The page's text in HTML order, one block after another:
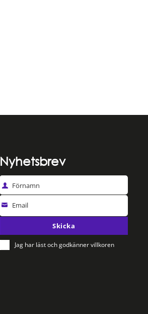
Nyhetsbrev
Förnamn
Email
Skicka
Jag har läst och godkänner villkoren